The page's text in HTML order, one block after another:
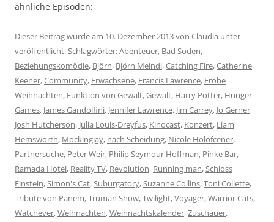
ähnliche Episoden:
Dieser Beitrag wurde am 10. Dezember 2013von Claudia unter
veröffentlicht. Schlagwörter:Abenteuer, Bad Soden,
Beziehungskomödie, Björn, Björn Meindl,Catching Fire,Catherine
Keener,Community, Erwachsene, Francis Lawrence, Frohe
Weihnachten, Funktion von Gewalt,Gewalt, Harry Potter, Hunger
Games, James Gandolfini, Jennifer Lawrence, Jim Carrey, Jo Gerner,
Josh Hutcherson, Julia Louis-Dreyfus, Kinocast, Konzert, Liam
Hemsworth, Mockingjay, nach Scheidung, Nicole Holofcener,
Partnersuche, Peter Weir, Philip Seymour Hoffman, Pinke Bar,
Ramada Hotel, Reality TV, Revolution, Running man,Schloss
Einstein,Simon's Cat,Suburgatory,Suzanne Collins,Toni Collette,
Tribute von Panem,Truman Show,Twilight,Voyager,Warrior Cats,
Watchever,Weihnachten,Weihnachtskalender,Zuschauer.